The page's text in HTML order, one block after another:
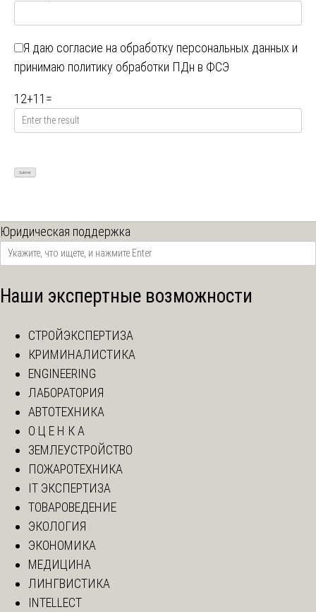
Я даю согласие на обработку персональных данных и
принимаю политику обработки ПДн в ФСЭ
12+11 =
Юридическая поддержка
Наши экспертные возможности
СТРОЙЭКСПЕРТИЗА
КРИМИНАЛИСТИКА
ENGINEERING
ЛАБОРАТОРИЯ
АВТОТЕХНИКА
О Ц Е Н К А
ЗЕМЛЕУСТРОЙСТВО
ПОЖАРОТЕХНИКА
IT ЭКСПЕРТИЗА
ТОВАРОВЕДЕНИЕ
ЭКОЛОГИЯ
ЭКОНОМИКА
МЕДИЦИНА
ЛИНГВИСТИКА
INTELLECT